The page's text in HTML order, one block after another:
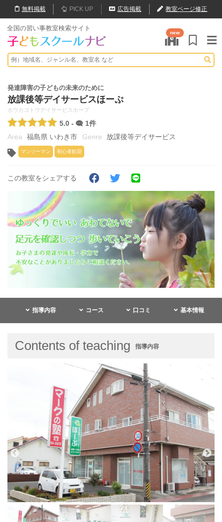
無料掲載 PICK UP 広告掲載 教室ページ修正
全国の習い事教室検索サイト
new
発達障害の子どもの未来のために
放課後等デイサービスほーぷ
ホウカゴトウデイサービスホープ
5.0 -
1件
福島県 いわき市
放課後等デイサービス
マンツーマン 初心者歓迎
この教室をシェアする
指導内容 コース 口コミ 基本情報
Contents of teaching 指導内容